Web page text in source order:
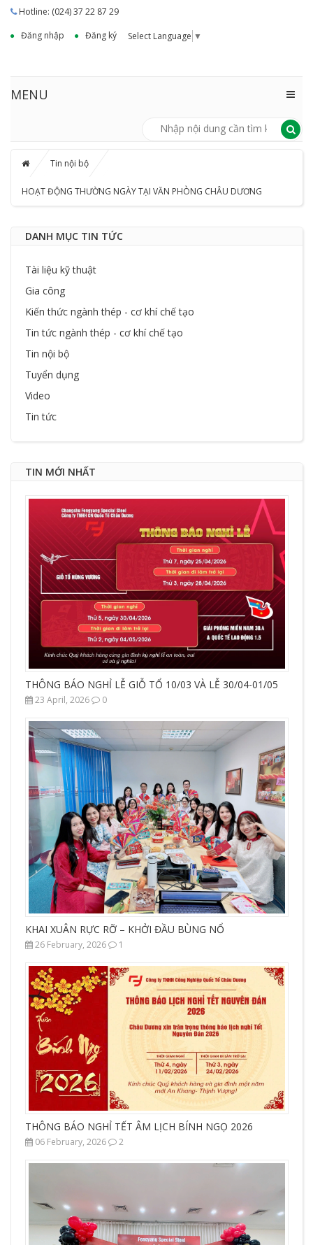
Hotline: (024) 37 22 87 29
Đăng nhập
Đăng ký Select Language ▼
MENU
Tin nội bộ
HOẠT ĐỘNG THƯỜNG NGÀY TẠI VĂN PHÒNG CHÂU DƯƠNG
DANH MỤC TIN TỨC
Tài liệu kỹ thuật
Gia công
Kiến thức ngành thép - cơ khí chế tạo
Tin tức ngành thép - cơ khí chế tạo
Tin nội bộ
Tuyển dụng
Video
Tin tức
TIN MỚI NHẤT
THÔNG BÁO NGHỈ LỄ GIỖ TỔ 10/03 VÀ LỄ 30/04-01/05
23 April, 2026 0
KHAI XUÂN RỰC RỠ – KHỞI ĐẦU BÙNG NỔ
26 February, 2026 1
THÔNG BÁO NGHỈ TẾT ÂM LỊCH BÍNH NGỌ 2026
06 February, 2026 2